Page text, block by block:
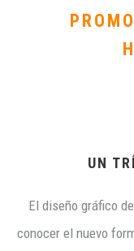
UN
El diseño gráfico
conocer el nuevo